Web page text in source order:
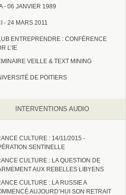
- 06 JANVIER 1989
- 24 MARS 2011
ENTREPRENDRE : CONFÉRENCE
L’IE
VEILLE & TEXT MINING
DE POITIERS
INTERVENTIONS AUDIO
CULTURE : 14/11/2015 -
SENTINELLE
CULTURE : LA QUESTION DE
AUX REBELLES LIBYENS
CULTURE : LA RUSSIE A
AUJOURD’HUI SON RETRAIT